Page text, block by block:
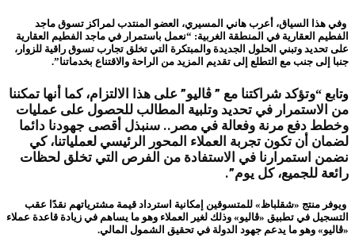
وفي هذا السياق، أعرب هاني المسيري، العضو المنتدب لمراكز تسوق ماجد
الفطيم العقارية في المنطقة الغربية: “نعمل باستمرار في ماجد الفطيم العقارية
على تحديد وتبني الحلول الجديدة والمبتكرة التي تخلق تجارب تسوق راقية للزوار،
جنبا إلى جنب مع التطلع إلى تقديم المزيد من الراحة والاقتناع بخدماتنا”.
وتابع “وتؤكد شراكتنا مع ” ڤاليو” على هذا الالتزام، كما أنها تمكننا
من الاستمرار في تحديد وتلبية المطالب للحصول على عمليات
وخطط دفع مرنة وفعالة في مصر.. سنبذل أقصى جهودنا دائما
لضمان أن تكون تجربة العملاء المحور الرئيسي لعملياتنا، كي
نضمن استمرارنا في الاستفادة من الفرص التي تخلق لحظات
رائعة للجميع، كل يوم”.
ويوفر منتج «شقلباظ» للمتسوقين إمكانية استرداد قيمة مشترياتهم نقدًا عقب
التسجيل في تطبيق «ڤاليو» وذلك لغير العملاء وهو ما يساهم في زيادة قاعدة عملاء
«ڤاليو» وهو ما يدعم جهود الدولة في تحقيق الشمول المالي.